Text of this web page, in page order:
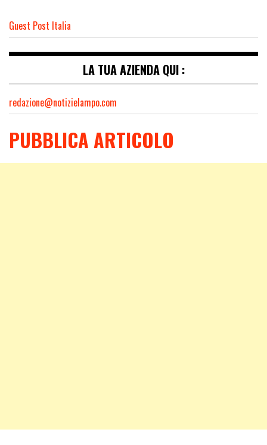
Guest Post Italia
LA TUA AZIENDA QUI :
redazione@notizielampo.com
PUBBLICA ARTICOLO